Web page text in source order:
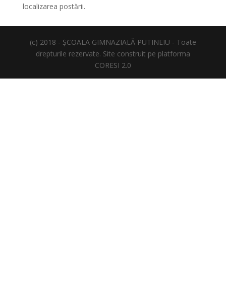
localizarea postării.
(c) 2018 - ȘCOALA GIMNAZIALĂ PUTINEIU - Toate
drepturile rezervate. Site construit pe platforma
CORESI 2.0